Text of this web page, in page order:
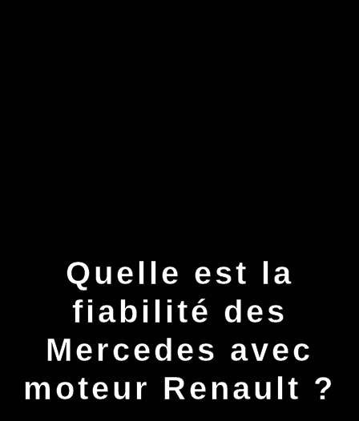
Quelle est la
fiabilité des
Mercedes avec
moteur Renault ?